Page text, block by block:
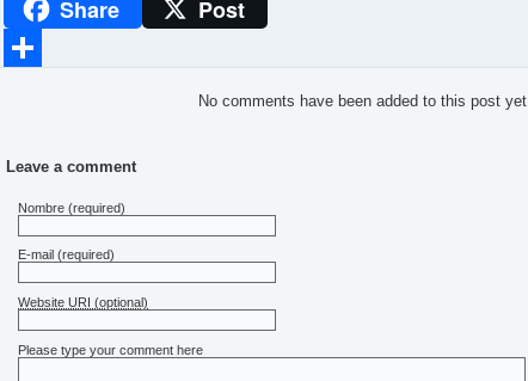
WhatsAppShare Post
No comments have been added to this post yet.
Leave a comment
Nombre (required)
E-mail (required)
Website URI (optional)
Please type your comment here